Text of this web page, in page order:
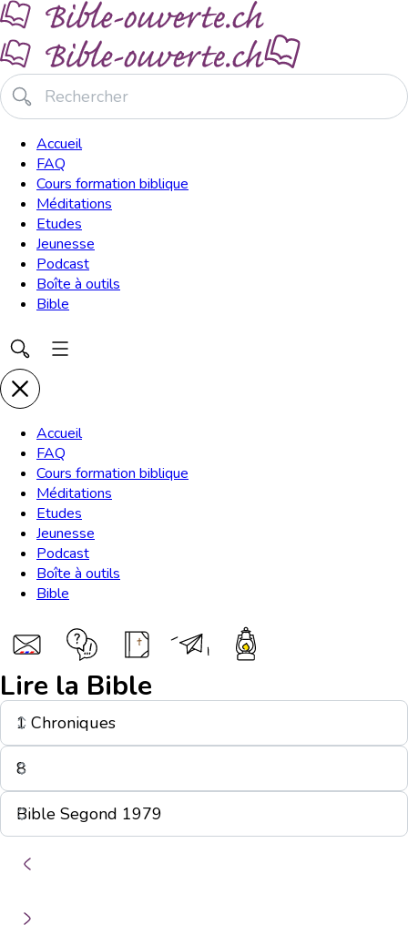
Accueil
FAQ
Cours formation biblique
Méditations
Etudes
Jeunesse
Podcast
Boîte à outils
Bible
Accueil
FAQ
Cours formation biblique
Méditations
Etudes
Jeunesse
Podcast
Boîte à outils
Bible
Lire la Bible